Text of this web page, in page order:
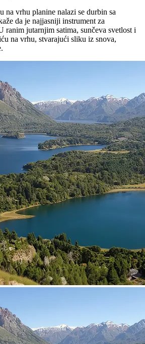
na vrhu planine nalazi se durbin sa
da je najjasniji instrument za
ranim jutarnjim satima, sunčeva svetlost i
na vrhu, stvarajući sliku iz snova,